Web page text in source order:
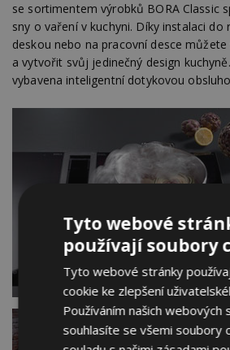
se sortimentem výrobků BORA Classic
sny o vaření v kuchyni. Díky instalaci do
deskou nebo na pracovní desce
a vytvořit svůj jedinečný design
vybavena inteligentní dotykovou
Tyto webové
používají soubory
Tyto webové stránky
cookie ke zlepšení
Používáním našich webových
souhlasíte se všemi soubory